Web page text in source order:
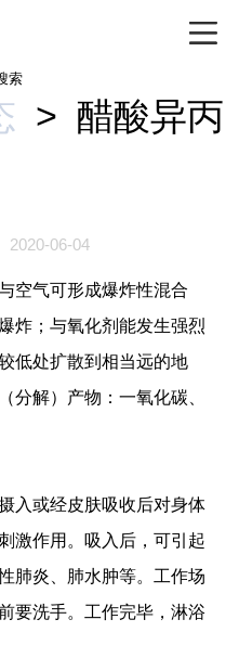
索
> 醋酸异丙
2020-06-04
空气可形成爆炸性混合
炸；与氧化剂能发生强烈
低处扩散到相当远的地
分解）产物：一氧化碳、
入或经皮肤吸收后对身体
激作用。吸入后，可引起
肺炎、肺水肿等。工作场
要洗手。工作完毕，淋浴